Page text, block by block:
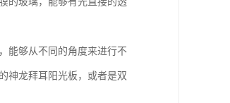
能够从不同的角度来进行不
神龙拜耳阳光板，或者是双